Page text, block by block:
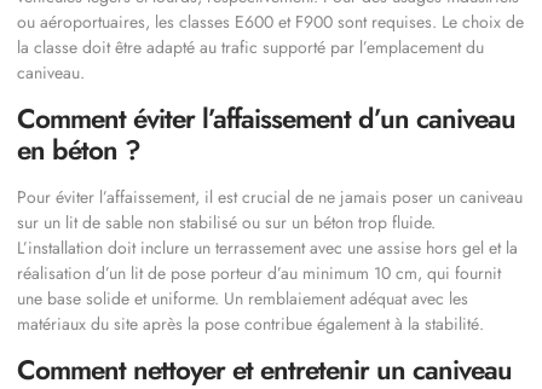
ou aéroportuaires, les classes E600 et F900 sont requises. Le choix de
la classe doit être adapté au trafic supporté par l’emplacement du
caniveau.
Comment éviter l’affaissement d’un caniveau
en béton ?
Pour éviter l’affaissement, il est crucial de ne jamais poser un caniveau
sur un lit de sable non stabilisé ou sur un béton trop fluide.
L’installation doit inclure un terrassement avec une assise hors gel et la
réalisation d’un lit de pose porteur d’au minimum 10 cm, qui fournit
une base solide et uniforme. Un remblaiement adéquat avec les
matériaux du site après la pose contribue également à la stabilité.
Comment nettoyer et entretenir un caniveau